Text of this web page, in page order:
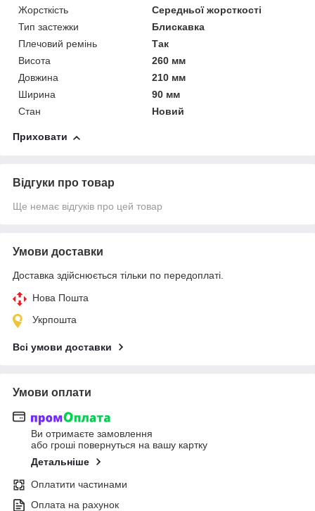
Жорсткість
Середньої жорсткості
Тип застежки
Блискавка
Плечовий ремінь
Так
Висота
260 мм
Довжина
210 мм
Ширина
90 мм
Стан
Новий
Приховати
Відгуки про товар
Ще немає відгуків про цей товар
Умови доставки
Доставка здійснюється тільки по передоплаті.
Нова Пошта
Укрпошта
Всі умови доставки
Умови оплати
Ви отримаєте замовлення
або гроші повернуться на вашу картку
Детальніше
Оплатити частинами
Оплата на рахунок